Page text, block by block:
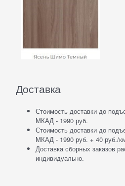
Доставка
Стоимость доставки до
МКАД - 1990 руб.
Стоимость доставки до
МКАД - 1990 руб. + 40 руб./
Доставка сборных заказов
индивидуально.